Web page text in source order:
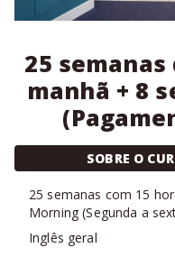
25 semanas
manhã + 8
SOBRE O
25 semanas com 15
Morning (Segunda a
Inglês geral